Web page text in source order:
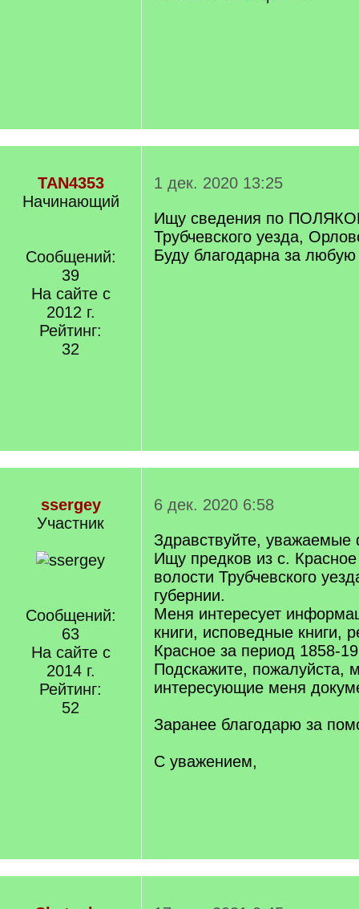
TAN4353
Начинающий
Сообщений:
39
На сайте с
2012 г.
Рейтинг:
32
1 дек. 2020 13:25
Ищу сведения по
Трубчевского уезда,
Буду благодарна за
ssergey
Участник
Сообщений:
63
На сайте с
2014 г.
Рейтинг:
52
6 дек. 2020 6:58
Здравствуйте, уважаемые
Ищу предков из с. Красное
волости Трубчевского
губернии.
Меня интересует
книги, исповедные книги,
Красное за период 1858-
Подскажите, пожалуйста,
интересующие меня
Заранее благодарю за
С уважением,